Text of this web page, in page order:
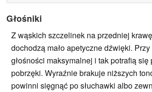
Głośniki
Z wąskich szczelinek na przedniej
dochodzą mało apetyczne dźwięki.
głośności maksymalnej i tak potrafią się
pobrzęki. Wyraźnie brakuje niższych
powinni sięgnąć po słuchawki albo